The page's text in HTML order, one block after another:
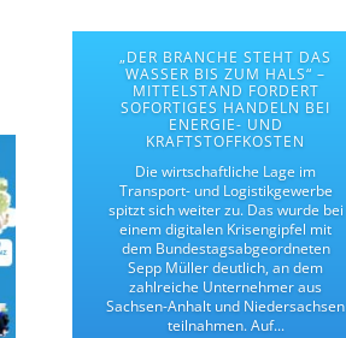
„DER BRANCHE STEHT DAS
WASSER BIS ZUM HALS“ –
MITTELSTAND FORDERT
SOFORTIGES HANDELN BEI
ENERGIE- UND
KRAFTSTOFFKOSTEN
Die wirtschaftliche Lage im
Transport- und Logistikgewerbe
spitzt sich weiter zu. Das wurde bei
einem digitalen Krisengipfel mit
dem Bundestagsabgeordneten
Sepp Müller deutlich, an dem
zahlreiche Unternehmer aus
Sachsen-Anhalt und Niedersachsen
teilnahmen. Auf...